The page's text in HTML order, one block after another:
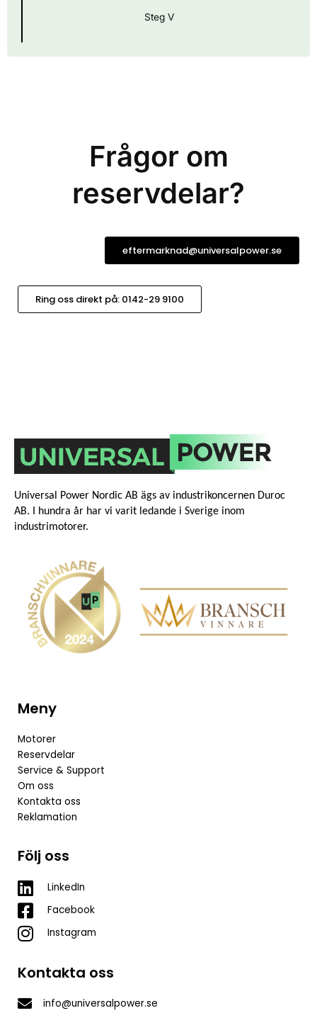
Steg V
Frågor om
reservdelar?
eftermarknad@universalpower.se
Ring oss direkt på: 0142-29 9100
Universal Power Nordic AB ägs av industrikoncernen Duroc
AB. I hundra år har vi varit ledande i Sverige inom
industrimotorer.
Meny
Motorer
Reservdelar
Service & Support
Om oss
Kontakta oss
Reklamation
Följ oss
LinkedIn
Facebook
Instagram
Kontakta oss
info@universalpower.se